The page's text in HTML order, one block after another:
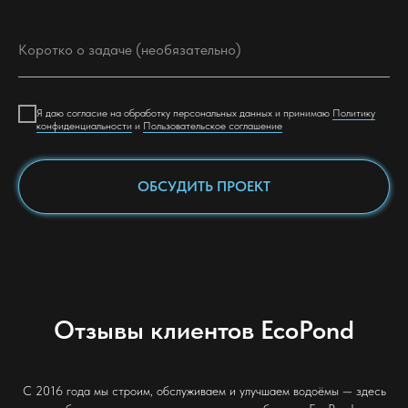
Я даю согласие на обработку персональных данных и принимаю Политику
конфиденциальности и Пользовательское соглашение
ОБСУДИТЬ ПРОЕКТ
Отзывы клиентов EcoPond
С 2016 года мы строим, обслуживаем и улучшаем водоёмы — здесь